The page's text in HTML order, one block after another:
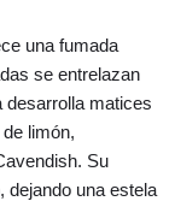
una fumada
se entrelazan
desarrolla matices
limón,
Su
dejando una estela